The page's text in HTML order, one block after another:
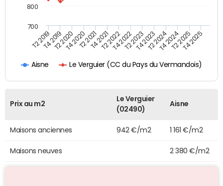
Aisne Le Verguier (CC du Pays du Vermandois)
T2 2019T4 2019T2 2020T4 2020T2 2021T4 2021T2 2022T4 2022T2 2023T4 2023T2 2024T4 2024T2 2025T4 2025
700
800
Prix au m2
Le Verguier
(02490)
Aisne
Maisons anciennes 942 €/m2 1 161 €/m2
Maisons neuves 2 380 €/m2